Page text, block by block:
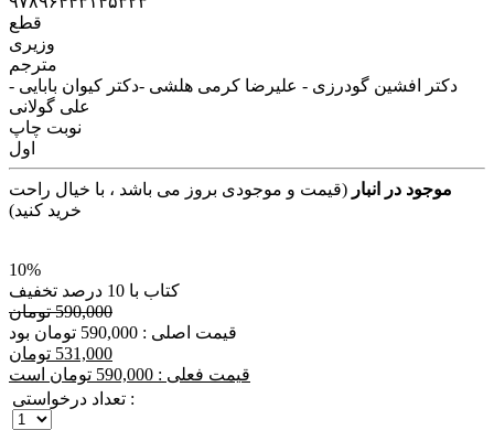
قطع
وزیری
مترجم
دکتر افشین گودرزی - علیرضا کرمی هلشی -دکتر کیوان بابایی -
علی گولانی
نوبت چاپ
اول
موجود در انبار (قیمت و موجودی بروز می باشد ، با خیال راحت
خرید کنید)
10%
کتاب با 10 درصد تخفیف
590,000 تومان
قیمت اصلی : 590,000 تومان بود
531,000 تومان
قیمت فعلی : 590,000 تومان است
تعداد درخواستی :